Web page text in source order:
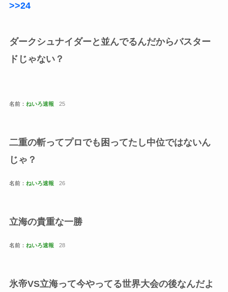
>>24
ダークシュナイダーと並んでるんだからバスター
ドじゃない？
名前： ねいろ速報 25
二重の斬ってプロでも困ってたし中位ではないん
じゃ？
名前： ねいろ速報 26
立海の貴重な一勝
名前： ねいろ速報 28
氷帝VS立海って今やってる世界大会の後なんだよ